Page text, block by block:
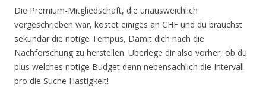
Die Premium-Mitgliedschaft, die unausweichlich
vorgeschrieben war, kostet einiges an CHF und du brauchst
sekundar die notige Tempus, Damit dich nach die
Nachforschung zu herstellen. Uberlege dir also vorher, ob du
plus welches notige Budget denn nebensachlich die Intervall
pro die Suche Hastigkeit!